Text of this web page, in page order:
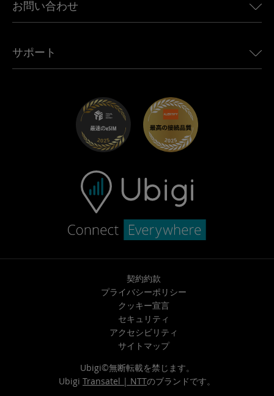
アフリカ向けeSIM
すべての目的地を見る
Mini向けUbigi
Maserati向けUbigi
Ubigi関連プレス
Ubigiアプリ
お問い合わせ
アフェリエイトプログラム
サポート
トラブルシューティング
ヘルプセンター
お問い合わせ先
契約約款
プライバシーポリシー
クッキー宣言
セキュリティ
アクセシビリティ
サイトマップ
Ubigi©無断転載を禁じます。
Ubigi Transatel | NTTのブランドです。